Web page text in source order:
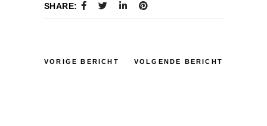
SHARE:
VORIGE BERICHT VOLGENDE BERICHT